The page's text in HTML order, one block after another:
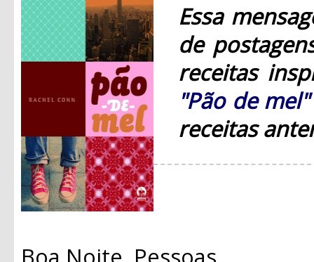
Essa
de
receitas
"Pão de
receitas
Boa Noite, Pessoas